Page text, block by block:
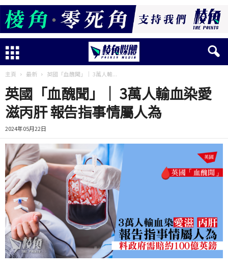
主頁 最新 英國「血醜聞」｜ 3萬人輸...
英國「血醜聞」｜ 3萬人輸血染愛
滋丙肝 報告指事情屬人為
2024年05月22日